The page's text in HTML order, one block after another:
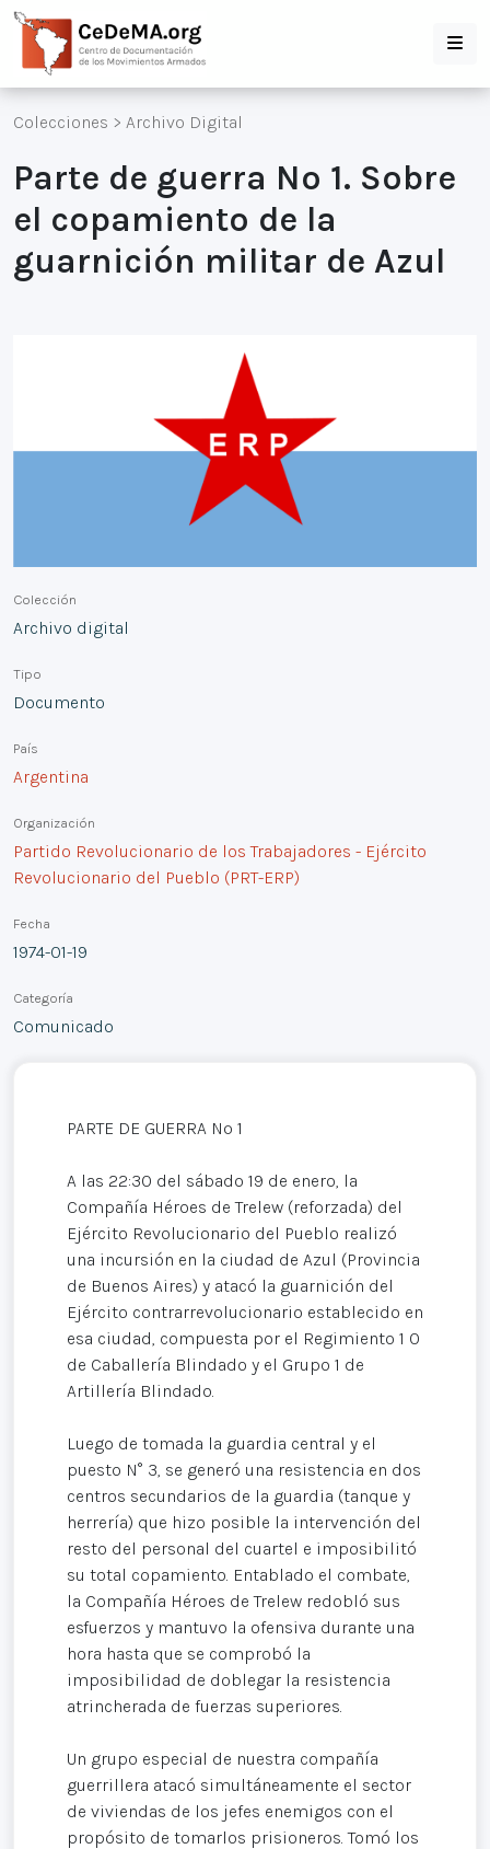
Colecciones > Archivo Digital
Parte de guerra Nº 1. Sobre
el copamiento de la
guarnición militar de Azul
Colección
Archivo digital
Tipo
Documento
País
Argentina
Organización
Partido Revolucionario de los Trabajadores - Ejército
Revolucionario del Pueblo (PRT-ERP)
Fecha
1974-01-19
Categoría
Comunicado
PARTE DE GUERRA Nº 1
A las 22:30 del sábado 19 de enero, la
Compañía Héroes de Trelew (reforzada) del
Ejército Revolucionario del Pueblo realizó
una incursión en la ciudad de Azul (Provincia
de Buenos Aires) y atacó la guarnición del
Ejército contrarrevolucionario establecido en
esa ciudad, compuesta por el Regimiento 1 0
de Caballería Blindado y el Grupo 1 de
Artillería Blindado.
Luego de tomada la guardia central y el
puesto N° 3, se generó una resistencia en dos
centros secundarios de la guardia (tanque y
herrería) que hizo posible la intervención del
resto del personal del cuartel e imposibilitó
su total copamiento. Entablado el combate,
la Compañía Héroes de Trelew redobló sus
esfuerzos y mantuvo la ofensiva durante una
hora hasta que se comprobó la
imposibilidad de doblegar la resistencia
atrincherada de fuerzas superiores.
Un grupo especial de nuestra compañía
guerrillera atacó simultáneamente el sector
de viviendas de los jefes enemigos con el
propósito de tomarlos prisioneros. Tomó los